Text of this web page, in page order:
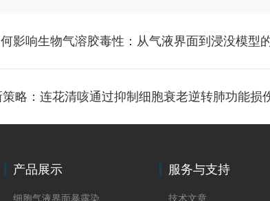
影响生物气溶胶毒性：从气液界面到浸没模型
略：连花清咳通过抑制细胞衰老逆转肺功能损
产品展示 服务与支持
技术文章